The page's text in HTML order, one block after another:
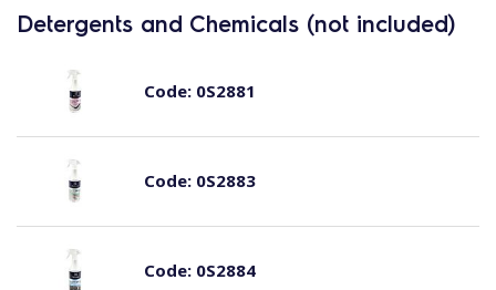
Detergents and Chemicals (not included)
Code:0S2881
Code:0S2883
Code:0S2884